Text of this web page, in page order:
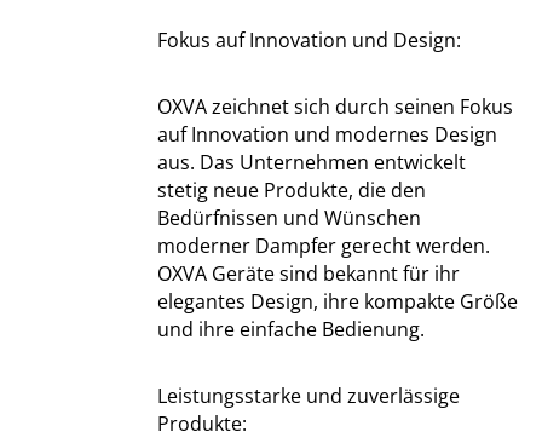
Fokus auf Innovation und Design:
OXVA zeichnet sich durch seinen Fokus
auf Innovation und modernes Design
aus. Das Unternehmen entwickelt
stetig neue Produkte, die den
Bedürfnissen und Wünschen
moderner Dampfer gerecht werden.
OXVA Geräte sind bekannt für ihr
elegantes Design, ihre kompakte Größe
und ihre einfache Bedienung.
Leistungsstarke und zuverlässige
Produkte: